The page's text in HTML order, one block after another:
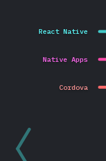
React Native
Native Apps
Cordova